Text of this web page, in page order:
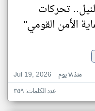
تحركات
الأمن القومي"
Jul 19, 2026
منذ ١٨ يوم
عدد الكلمات: ٣٥٩